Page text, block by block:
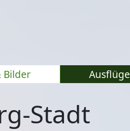
Bilder Ausflüge
Stadt